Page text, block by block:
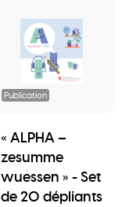
Publication
« ALPHA –
zesumme
wuessen » - Set
de 20 dépliants